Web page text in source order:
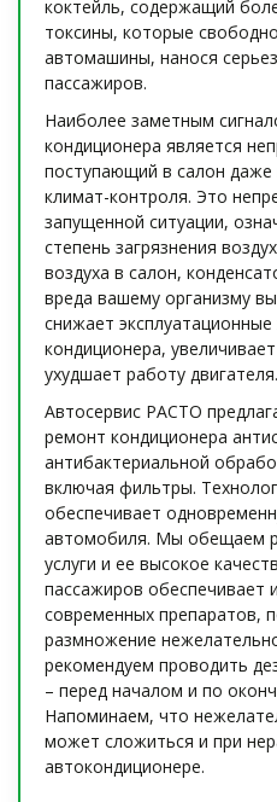
коктейль, содержащий
токсины, которые
автомашины, нанося
пассажиров.
Наиболее заметным
кондиционера является
поступающий в салон
климат-контроля. Это
запущенной ситуации,
степень загрязнения
воздуха в салон,
вреда вашему организму
снижает эксплуатационные
кондиционера,
ухудшает работу двигателя.
Автосервис РАСТО
ремонт кондиционера
антибактериальной
включая фильтры.
обеспечивает
автомобиля. Мы обещаем
услуги и ее высокое
пассажиров обеспечивает
современных препаратов,
размножение
рекомендуем проводить
– перед началом и по
Напоминаем, что
может сложиться и при
автокондиционере.